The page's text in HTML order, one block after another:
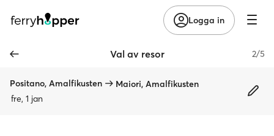
Logga in
Val av resor 2/5
Positano, Amalfikusten
Maiori, Amalfikusten
fre, 1 jan